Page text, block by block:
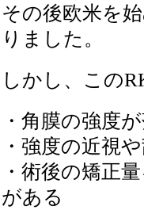
その後欧米を
りました。
しかし、この
・角膜の強度
・強度の近視
・術後の矯正
がある